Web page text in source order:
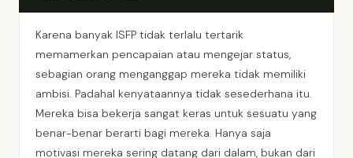
Karena banyak ISFP tidak terlalu tertarik
memamerkan pencapaian atau mengejar status,
sebagian orang menganggap mereka tidak memiliki
ambisi. Padahal kenyataannya tidak sesederhana itu.
Mereka bisa bekerja sangat keras untuk sesuatu yang
benar-benar berarti bagi mereka. Hanya saja
motivasi mereka sering datang dari dalam, bukan dari